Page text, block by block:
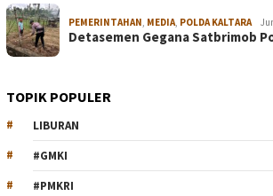
PEMERINTAHAN MEDIA POLDA KALTARA
Detasemen Gegana Satbrimob
TOPIK POPULER
LIBURAN
#GMKI
#PMKRI